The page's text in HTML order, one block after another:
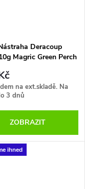
Deracoup
Magric Green Perch
na ext.skladě. Na
3 dnů
ZOBRAZIT
ihned